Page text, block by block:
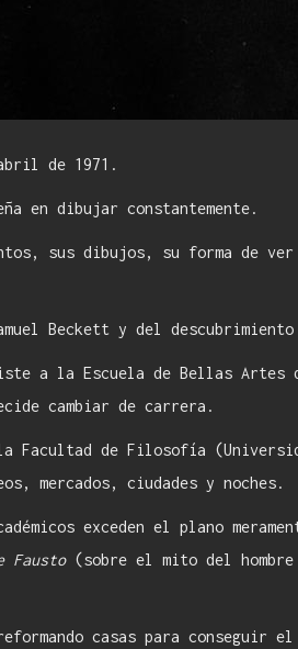
de 1971.
en dibujar constantemente.
sus dibujos, su forma de
Beckett y del
a la Escuela de Bellas
cambiar de carrera.
Facultad de Filosofía
mercados, ciudades y noches.
exceden el plano
Fausto(sobre el mito del
casas para conseguir